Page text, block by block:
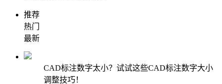
推荐
热门
最新
CAD标注数字太小？试试这些CAD标注数字大小
调整技巧！